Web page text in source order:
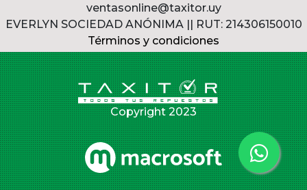
ventasonline@taxitor.uy
EVERLYN SOCIEDAD ANÓNIMA || RUT: 214306150010
Términos y condiciones
Copyright 2023